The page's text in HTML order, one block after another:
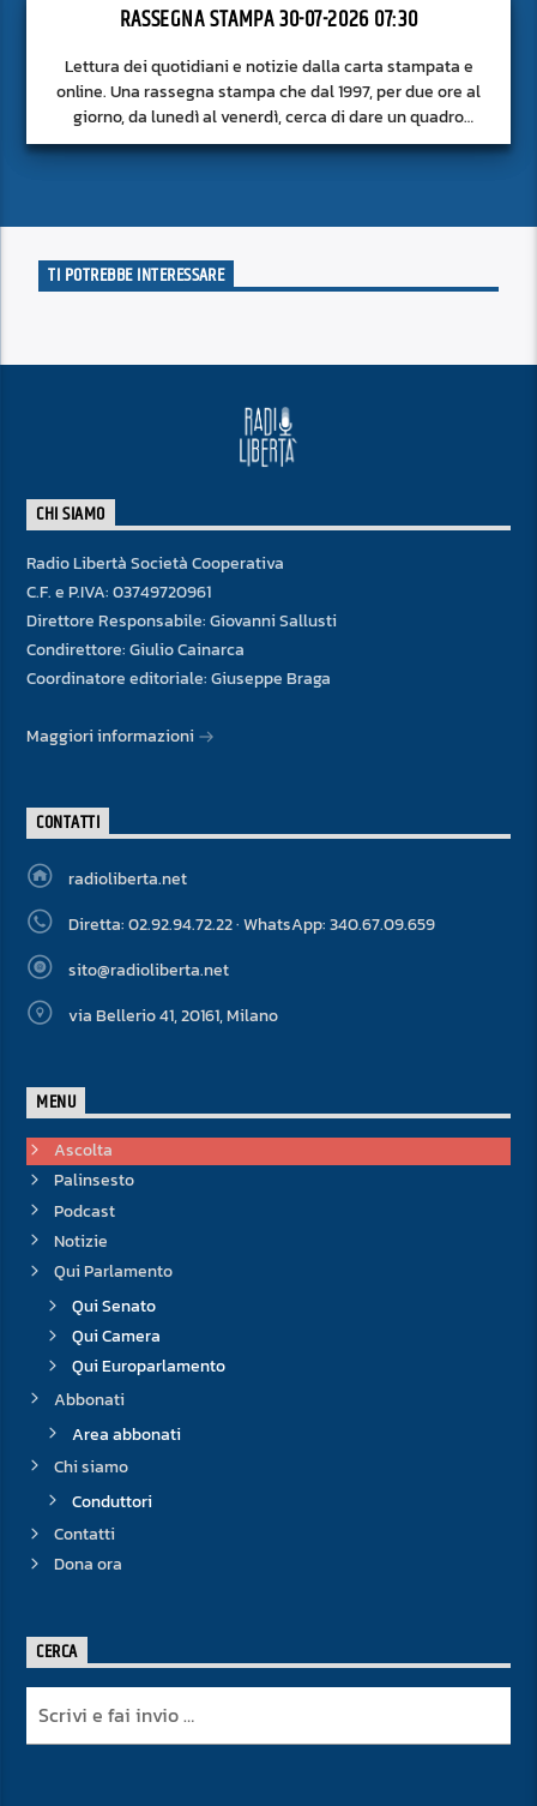
RASSEGNA STAMPA 30-07-2026 07:30
Lettura dei quotidiani e notizie dalla carta stampata e
online. Una rassegna stampa che dal 1997, per due ore al
giorno, da lunedì al venerdì, cerca di dare un quadro
approfondito delle notizie del giorno, senza fermarsi alla
TI POTREBBE INTERESSARE
CHI SIAMO
Radio Libertà Società Cooperativa
C.F. e P.IVA: 03749720961
Direttore Responsabile: Giovanni Sallusti
Condirettore: Giulio Cainarca
Coordinatore editoriale: Giuseppe Braga
Maggiori informazioni
CONTATTI
radioliberta.net
Diretta: 02.92.94.72.22 · WhatsApp: 340.67.09.659
sito@radioliberta.net
via Bellerio 41, 20161, Milano
MENU
Ascolta
Palinsesto
Podcast
Notizie
Qui Parlamento
Qui Senato
Qui Camera
Qui Europarlamento
Abbonati
Area abbonati
Chi siamo
Conduttori
Contatti
Dona ora
CERCA